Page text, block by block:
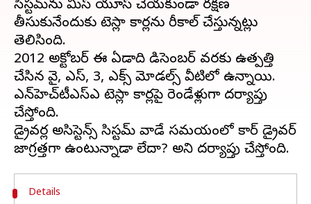
సిస్టమ్‌ను మిస్ యూస్ చేయకుండా రక్షణ
తీసుకునేందుకు టెస్లా కార్లను రీకాల్ చేస్తున్నట్లు
తెలిసింది.
2012 అక్టోబర్ ఈ ఏడాది డిసెంబర్ వరకు ఉత్పత్తి
చేసిన వై, ఎస్, 3, ఎక్స్ మోడల్స్ వీటిలో ఉన్నాయి.
ఎన్‌హెచ్‌టీఎస్ఎ టెస్లా కార్లపై రెండేళ్లుగా దర్యాప్తు
చేస్తోంది.
డ్రైవర్ల అసిస్టెన్స్ సిస్టమ్ వాడే సమయంలో కార్ డ్రైవర్
Details